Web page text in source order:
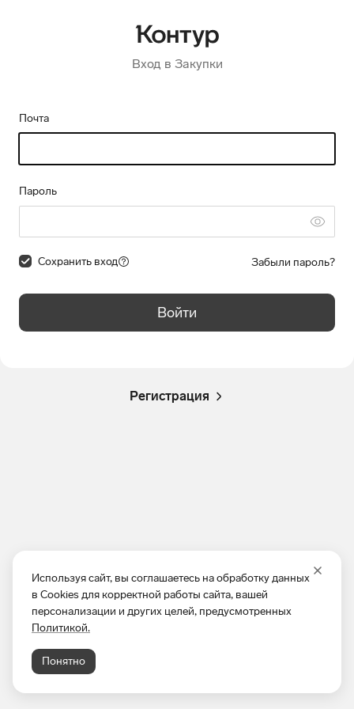
Используя сайт, вы соглашаетесь на обработку данных
в Cookies для корректной работы сайта, вашей
персонализации и других целей, предусмотренных
Политикой.
Понятно
Вход в Закупки
Почта
Пароль
Сохранить вход Забыли пароль?
Войти
Регистрация